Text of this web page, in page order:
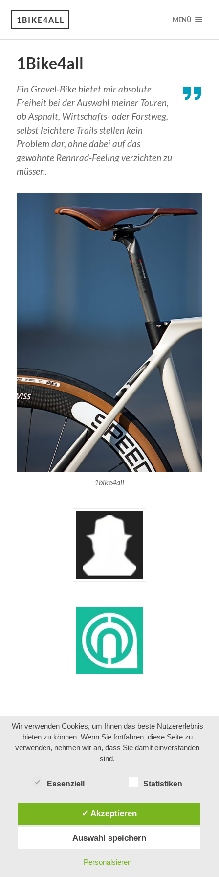
1BIKE4ALL MENÜ
1Bike4all
Ein Gravel-Bike bietet mir absolute
Freiheit bei der Auswahl meiner Touren,
ob Asphalt, Wirtschafts- oder Forstweg,
selbst leichtere Trails stellen kein
Problem dar, ohne dabei auf das
gewohnte Rennrad-Feeling verzichten zu
müssen.
1bike4all
Wir verwenden Cookies, um Ihnen das beste Nutzererlebnis
bieten zu können. Wenn Sie fortfahren, diese Seite zu
verwenden, nehmen wir an, dass Sie damit einverstanden
sind.
Essenziell Statistiken
✓ Akzeptieren
Auswahl speichern
Personalsieren